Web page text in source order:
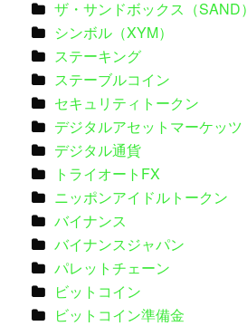
ザ・サンドボックス（SAND）
シンボル（XYM）
ステーキング
ステーブルコイン
セキュリティトークン
デジタルアセットマーケッツ
デジタル通貨
トライオートFX
ニッポンアイドルトークン
バイナンス
バイナンスジャパン
パレットチェーン
ビットコイン
ビットコイン準備金